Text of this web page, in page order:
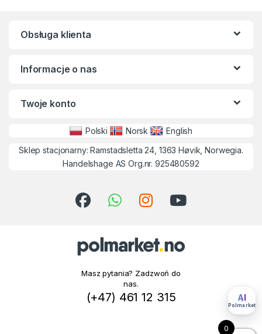
Obsługa klienta
Informacje o nas
Twoje konto
Polski Norsk
English
Sklep stacjonarny: Ramstadsletta 24, 1363 Høvik, Norwegia.
Handelshage AS Org.nr. 925480592
Masz pytania? Zadzwoń do
nas.
(+47) 461 12 315
0
AI
Polmarket